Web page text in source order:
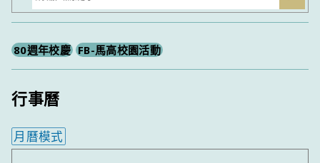
尋
80週年校慶 FB-馬高校園活動
行事曆
月曆模式